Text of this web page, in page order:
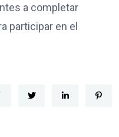
a completar
participar en el